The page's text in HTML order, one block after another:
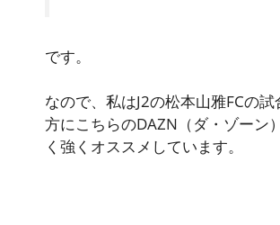
です。
なので、私はJ2の松本山雅FCの
方にこちらのDAZN（ダ・ゾーン
く強くオススメしています。